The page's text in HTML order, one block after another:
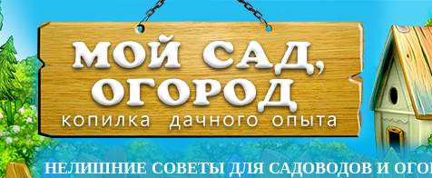
НЕЛИШНИЕ СОВЕТЫ ДЛЯ САДОВОДОВ И